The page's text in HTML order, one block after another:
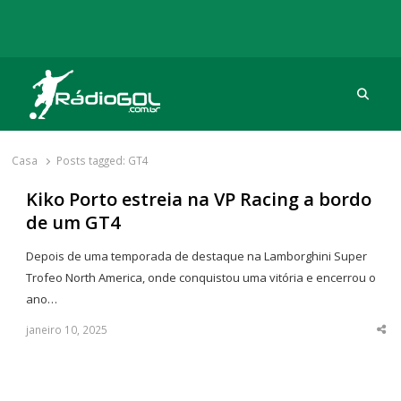
Rádio Gol
Há mais de 20 anos com as melhores coberturas
Casa Posts tagged: GT4
Kiko Porto estreia na VP Racing a bordo
de um GT4
Depois de uma temporada de destaque na Lamborghini Super
Trofeo North America, onde conquistou uma vitória e encerrou o
ano…
janeiro 10, 2025